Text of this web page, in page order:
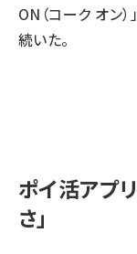
ON（コーク オン
続いた。
ポイ活アプ
さ」